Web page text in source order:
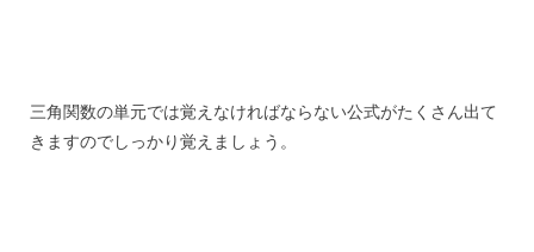
三角関数の単元では覚えなければならない公式がたくさん出て
きますのでしっかり覚えましょう。